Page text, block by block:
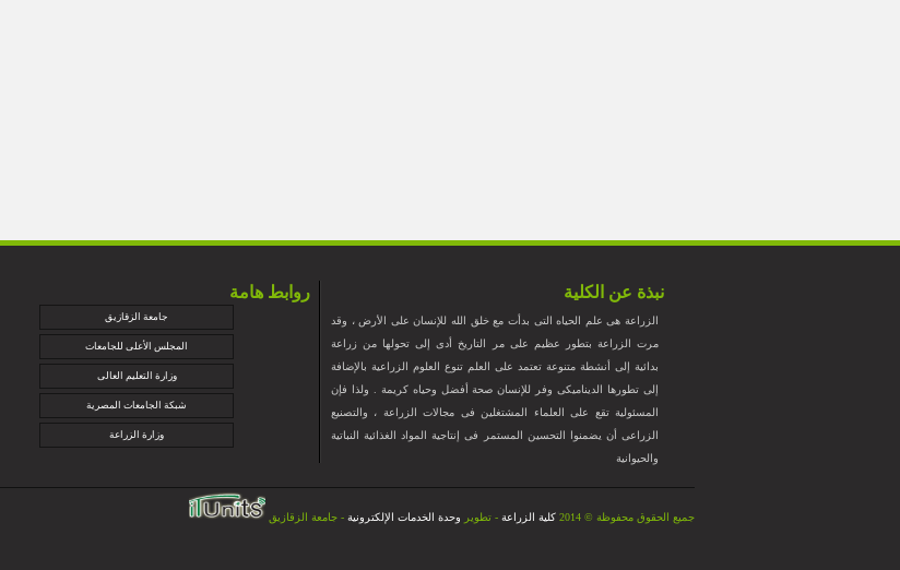
روابط هامة
جامعة الزقازيق
المجلس الأعلى للجامعات
وزارة التعليم العالى
شبكة الجامعات المصرية
وزارة الزراعة
نبذة عن الكلية
الزراعة هى علم الحياه التى بدأت مع خلق الله للإنسان على الأرض ، وقد
مرت الزراعة بتطور عظيم على مر التاريخ أدى إلى تحولها من زراعة
بدائية إلى أنشطة متنوعة تعتمد على العلم تنوع العلوم الزراعية بالإضافة
إلى تطورها الديناميكى وفر للإنسان صحة أفضل وحياه كريمة . ولذا فإن
المسئولية تقع على العلماء المشتغلين فى مجالات الزراعة ، والتصنيع
الزراعى أن يضمنوا التحسين المستمر فى إنتاجية المواد الغذائية النباتية
والحيوانية
جميع الحقوق محفوظة © 2014 كلية الزراعة - تطوير وحدة الخدمات الإلكترونية - جامعة الزقازيق